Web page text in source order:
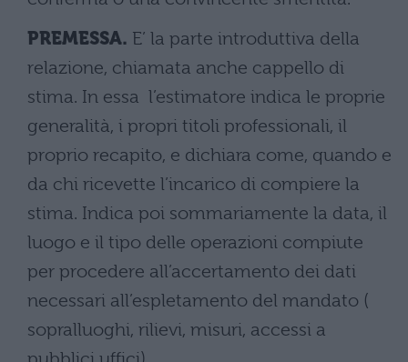
PREMESSA. E’ la parte introduttiva della
relazione, chiamata anche cappello di
stima. In essa l’estimatore indica le proprie
generalità, i propri titoli professionali, il
proprio recapito, e dichiara come, quando e
da chi ricevette l’incarico di compiere la
stima. Indica poi sommariamente la data, il
luogo e il tipo delle operazioni compiute
per procedere all’accertamento dei dati
necessari all’espletamento del mandato (
sopralluoghi, rilievi, misuri, accessi a